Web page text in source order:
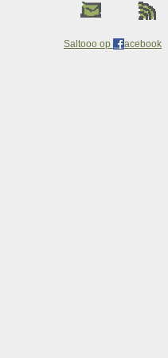
Saltooo op acebook